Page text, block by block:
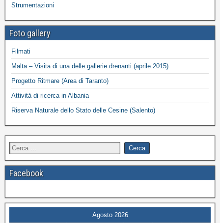
Strumentazioni
Foto gallery
Filmati
Malta – Visita di una delle gallerie drenanti (aprile 2015)
Progetto Ritmare (Area di Taranto)
Attività di ricerca in Albania
Riserva Naturale dello Stato delle Cesine (Salento)
Facebook
Agosto 2026